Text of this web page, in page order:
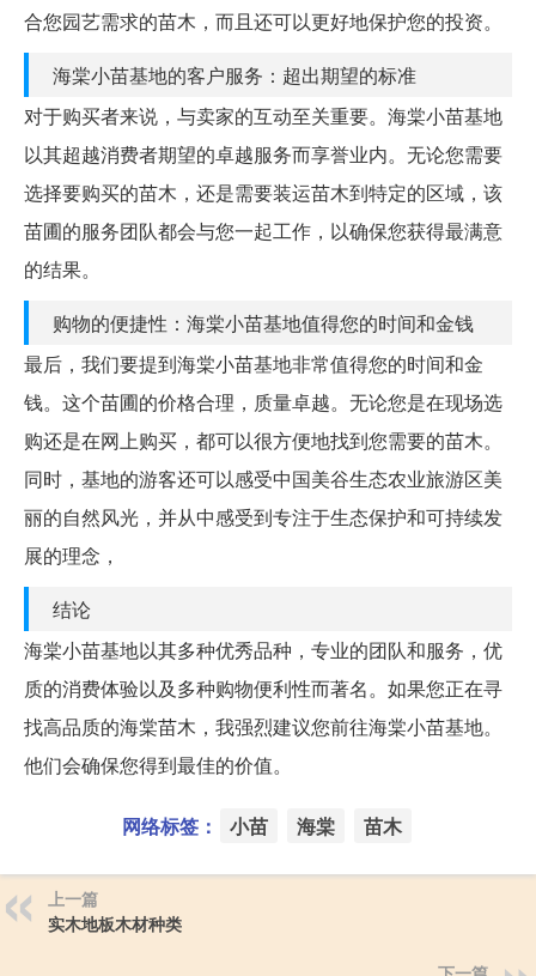
合您园艺需求的苗木，而且还可以更好地保护您的投资。
海棠小苗基地的客户服务：超出期望的标准
对于购买者来说，与卖家的互动至关重要。海棠小苗基地
以其超越消费者期望的卓越服务而享誉业内。无论您需要
选择要购买的苗木，还是需要装运苗木到特定的区域，该
苗圃的服务团队都会与您一起工作，以确保您获得最满意
的结果。
购物的便捷性：海棠小苗基地值得您的时间和金钱
最后，我们要提到海棠小苗基地非常值得您的时间和金
钱。这个苗圃的价格合理，质量卓越。无论您是在现场选
购还是在网上购买，都可以很方便地找到您需要的苗木。
同时，基地的游客还可以感受中国美谷生态农业旅游区美
丽的自然风光，并从中感受到专注于生态保护和可持续发
展的理念，
结论
海棠小苗基地以其多种优秀品种，专业的团队和服务，优
质的消费体验以及多种购物便利性而著名。如果您正在寻
找高品质的海棠苗木，我强烈建议您前往海棠小苗基地。
他们会确保您得到最佳的价值。
网络标签： 小苗 海棠 苗木
上一篇
实木地板木材种类